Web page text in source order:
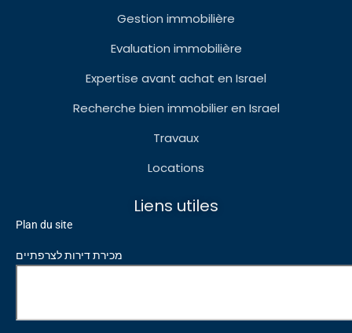
Gestion immobilière
Evaluation immobilière
Expertise avant achat en Israel
Recherche bien immobilier en Israel
Travaux
Locations
Liens utiles
Plan du site
מכירת דירות לצרפתיים